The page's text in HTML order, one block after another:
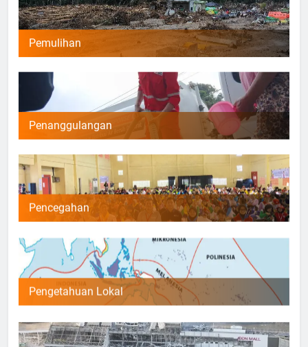
Pemulihan
Penanggulangan
Pencegahan
Pengetahuan Lokal